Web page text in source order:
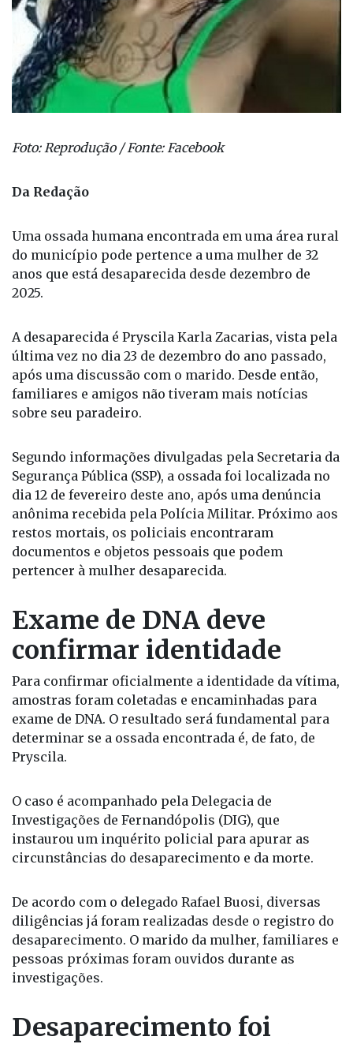
Foto: Reprodução / Fonte: Facebook
Da Redação
Uma ossada humana encontrada em uma área rural
do município pode pertence a uma mulher de 32
2025.
A desaparecida é Pryscila Karla Zacarias, vista pela
última vez no dia 23 de dezembro do ano passado,
após uma discussão com o marido. Desde então,
sobre seu paradeiro.
Segundo informações divulgadas pela Secretaria da
Segurança Pública (SSP), a ossada foi localizada no
dia 12 de fevereiro deste ano, após uma denúncia
anônima recebida pela Polícia Militar. Próximo aos
restos mortais, os policiais encontraram
pertencer à mulher desaparecida.
Exame de DNA deve
confirmar identidade
Para confirmar oficialmente a identidade da vítima,
amostras foram coletadas e encaminhadas para
exame de DNA. O resultado será fundamental para
Pryscila.
O caso é acompanhado pela Delegacia de
Investigações de Fernandópolis (DIG), que
circunstâncias do desaparecimento e da morte.
De acordo com o delegado Rafael Buosi, diversas
diligências já foram realizadas desde o registro do
desaparecimento. O marido da mulher, familiares e
investigações.